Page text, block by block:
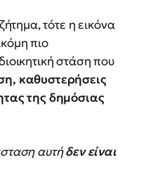
τότε η εικόνα
πιο
στάση που
καθυστερήσεις
της δημόσιας
αυτήδεν είναι